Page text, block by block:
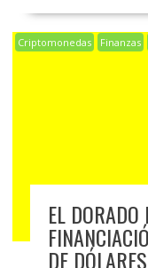
Criptomonedas Finanzas
EL
DE DÓLARES